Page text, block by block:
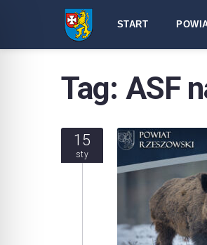
START
Tag: ASF
15
sty